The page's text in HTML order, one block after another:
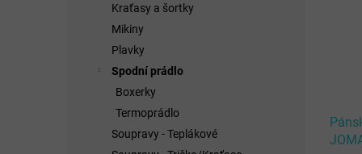
Kraťasy a šortky
Mikiny
Plavky
Spodní prádlo
Boxerky
Termoprádlo
Soupravy - Teplákové